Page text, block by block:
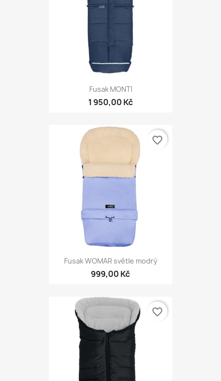
Fusak MONTI
1 950,00 Kč
Fusak WOMAR světle modrý
999,00 Kč
favorite_border
favorite_border